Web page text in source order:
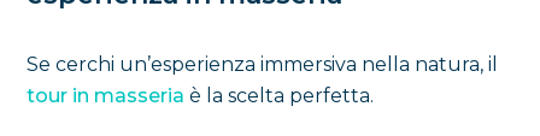
Se cerchi un’esperienza immersiva nella natura, il
tour in masseria è la scelta perfetta.